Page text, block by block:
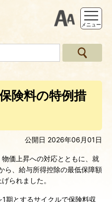
支援ツー
メニュー
険料の特例措
公開日 2026年06月01日
価上昇への対応とともに、就
ら、給与所得控除の最低保障額
られました。
期とするサイクルで保険料収